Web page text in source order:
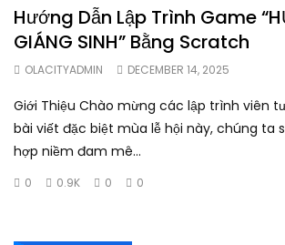
Hướng Dẫn Lập Trình Game
GIÁNG SINH” Bằng Scratch
OLACITYADMIN DECEMBER 14, 2025
Giới Thiệu Chào mừng các lập trình viên
bài viết đặc biệt mùa lễ hội này, chúng ta
hợp niềm đam mê...
0 0.9K 0 0